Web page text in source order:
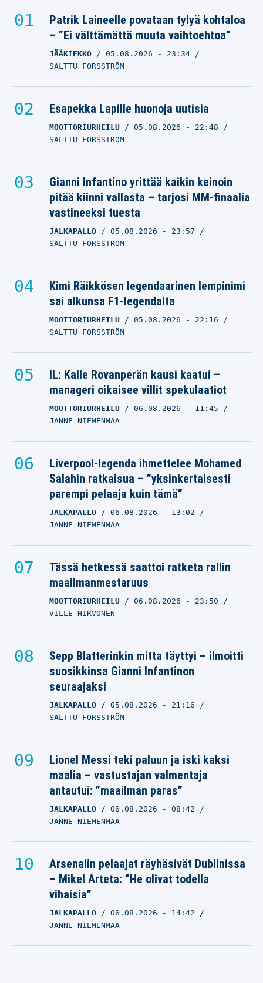
Patrik Laineelle povataan tylyä kohtaloa
– ”Ei välttämättä muuta vaihtoehtoa”
JÄÄKIEKKO 05.08.2026 - 23:34
SALTTU FORSSTRÖM
Esapekka Lapille huonoja uutisia
MOOTTORIURHEILU 05.08.2026 - 22:48
SALTTU FORSSTRÖM
Gianni Infantino yrittää kaikin keinoin
pitää kiinni vallasta – tarjosi MM-finaalia
vastineeksi tuesta
JALKAPALLO 05.08.2026 - 23:57
SALTTU FORSSTRÖM
Kimi Räikkösen legendaarinen lempinimi
sai alkunsa F1-legendalta
MOOTTORIURHEILU 05.08.2026 - 22:16
SALTTU FORSSTRÖM
IL: Kalle Rovanperän kausi kaatui –
manageri oikaisee villit spekulaatiot
MOOTTORIURHEILU 06.08.2026 - 11:45
JANNE NIEMENMAA
Liverpool-legenda ihmettelee Mohamed
Salahin ratkaisua – ”yksinkertaisesti
parempi pelaaja kuin tämä”
JALKAPALLO 06.08.2026 - 13:02
JANNE NIEMENMAA
Tässä hetkessä saattoi ratketa rallin
maailmanmestaruus
MOOTTORIURHEILU 06.08.2026 - 23:50
VILLE HIRVONEN
Sepp Blatterinkin mitta täyttyi – ilmoitti
suosikkinsa Gianni Infantinon
seuraajaksi
JALKAPALLO 05.08.2026 - 21:16
SALTTU FORSSTRÖM
Lionel Messi teki paluun ja iski kaksi
maalia – vastustajan valmentaja
antautui: ”maailman paras”
JALKAPALLO 06.08.2026 - 08:42
JANNE NIEMENMAA
Arsenalin pelaajat räyhäsivät Dublinissa
– Mikel Arteta: ”He olivat todella
vihaisia”
JALKAPALLO 06.08.2026 - 14:42
JANNE NIEMENMAA